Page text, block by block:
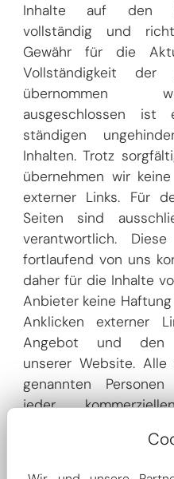
Inhalte auf den
vollständig und
Gewähr für die
Vollständigkeit
übernommen
ausgeschlossen
ständigen
Inhalten. Trotz
übernehmen wir
externer Links. Für
Seiten sind
verantwortlich.
fortlaufend von uns
daher für die Inhalte
Anbieter keine
Anklicken externer
Angebot und den
unserer Website.
genannten
jeder